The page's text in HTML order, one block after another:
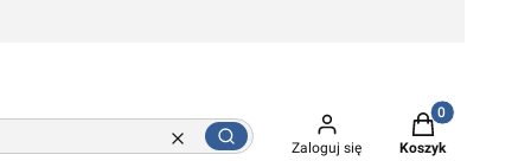
WyczyśćSzukaj Zaloguj się
Produkty w
Koszyk